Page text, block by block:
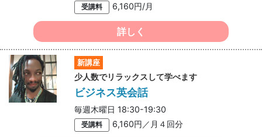
受講料 6,160円/月
詳しく
新講座
少人数でリラックスして学べます
ビジネス英会話
毎週木曜日 18:30-19:30
受講料 6,160円／月４回分